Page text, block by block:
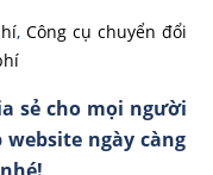
, Công cụ chuyển đổi
sẻ cho mọi người
website ngày càng